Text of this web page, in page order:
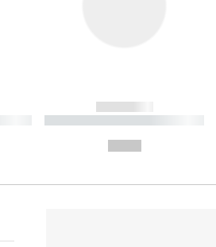
------------
----------- ----------- ----------